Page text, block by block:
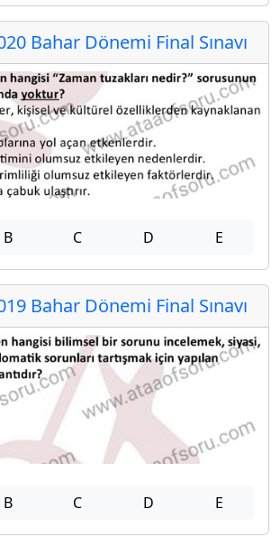
Bahar Dönemi Final Sınavı
B C D E
Bahar Dönemi Final Sınavı
B C D E